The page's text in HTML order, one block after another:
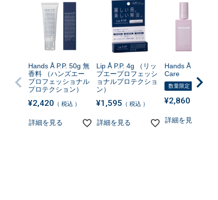
Hands Å P.P. 50g 無
香料 （ハンズエー
プロフェッショナル
プロテクション）
¥2,420 税込
詳細を見る
Lip Å P.P. 4g （リッ
プエープロフェッシ
ョナルプロテクショ
ン）
¥1,595 税込
詳細を見る
Hands Å P.P.
Care
数量限定
¥2,860
詳細を見る